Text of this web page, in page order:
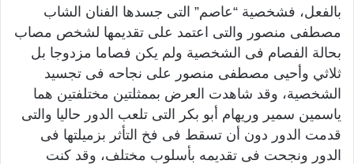
بالفعل، فشخصية “عاصم” التى جسدها الفنان الشاب
مصطفى منصور والتى اعتمد على تقديمها لشخص مصاب
بحالة الفصام فى الشخصية ولم يكن فصاما مزدوجا بل
ثلاثي وأحيى مصطفى منصور على نجاحه فى تجسيد
الشخصية، وقد شاهدت العرض بممثلتين مختلفتين هما
ياسمين سمير وريهام أبو بكر التى تلعب الدور حاليا والتى
قدمت الدور دون أن تسقط فى فخ التأثر بزميلتها فى
الدور ونجحت فى تقديمه بأسلوب مختلف، وقد كنت